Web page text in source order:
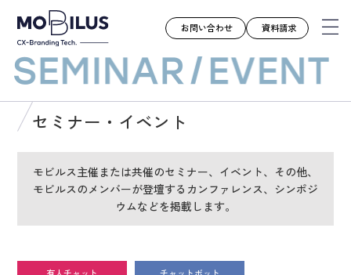
モビルスとは
導入事例
ユースケース
お知らせ
お問い合わせ 資料請求
セミナー・イベント
モビルス主催または共催のセミナー、イベント、その他、
モビルスのメンバーが登壇するカンファレンス、シンポジ
ウムなどを掲載します。